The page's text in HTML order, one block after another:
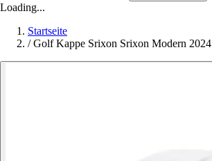
Loading...
Startseite
/ Golf Kappe Srixon Srixon Modern 2024